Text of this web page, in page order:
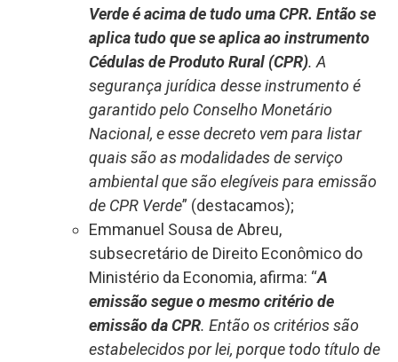
Verde é acima de tudo uma CPR. Então se
aplica tudo que se aplica ao instrumento
Cédulas de Produto Rural (CPR). A
segurança jurídica desse instrumento é
garantido pelo Conselho Monetário
Nacional, e esse decreto vem para listar
quais são as modalidades de serviço
ambiental que são elegíveis para emissão
de CPR Verde” (destacamos);
Emmanuel Sousa de Abreu,
subsecretário de Direito Econômico do
Ministério da Economia, afirma: “A
emissão segue o mesmo critério de
emissão da CPR. Então os critérios são
estabelecidos por lei, porque todo título de